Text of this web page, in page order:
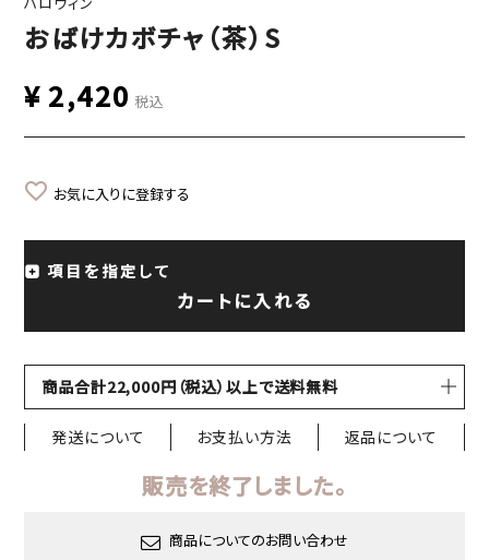
おばけカボチャ（茶）S
¥2,420 税込
お気に入りに登録する
項目を指定して
カートに入れる
商品合計22,000円（税込）以上で送料無料
発送について お支払い方法 返品について
販売を終了しました。
商品についてのお問い合わせ